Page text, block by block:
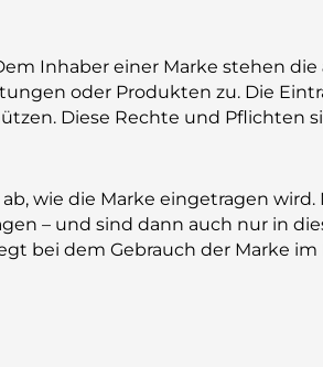
Inhaber einer Marke stehen die
oder Produkten zu. Die
Diese Rechte und Pflichten
wie die Marke eingetragen
– und sind dann auch nur in
bei dem Gebrauch der Marke